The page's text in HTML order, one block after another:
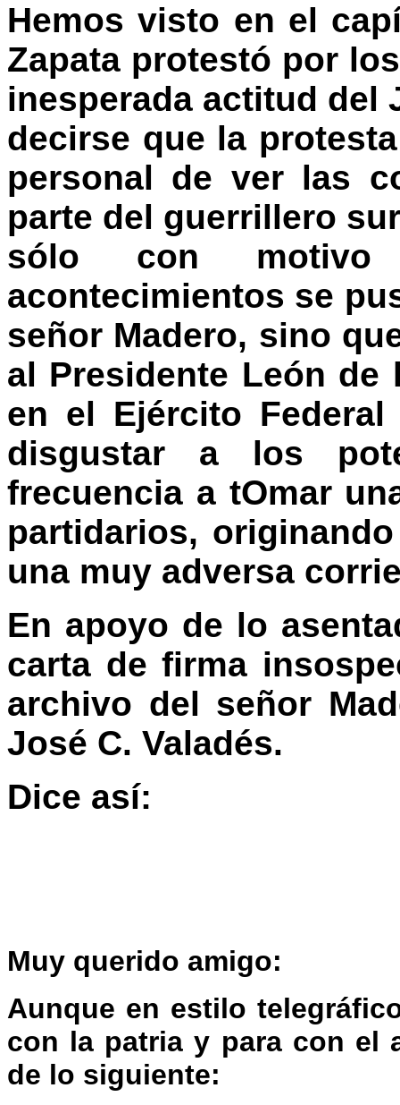
Hemos visto en el
Zapata protestó por
inesperada actitud del
decirse que la
personal de ver las
parte del guerrillero
sólo con motivo
acontecimientos se
señor Madero, sino
al Presidente León de
en el Ejército
disgustar a los
frecuencia a tOmar
partidarios,
una muy adversa
En apoyo de lo
carta de firma
archivo del señor
José C. Valadés.
Dice así:
Muy querido amigo:
Aunque en estilo
con la patria y para con el
de lo siguiente: